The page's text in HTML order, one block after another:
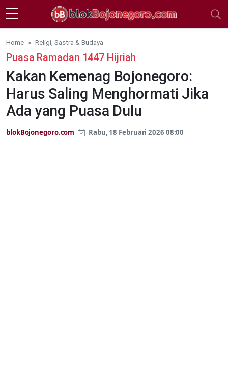
Skip to main content
Home Religi, Sastra & Budaya
Puasa Ramadan 1447 Hijriah
Kakan Kemenag Bojonegoro:
Harus Saling Menghormati Jika
Ada yang Puasa Dulu
blokBojonegoro.com Rabu, 18 Februari 2026 08:00